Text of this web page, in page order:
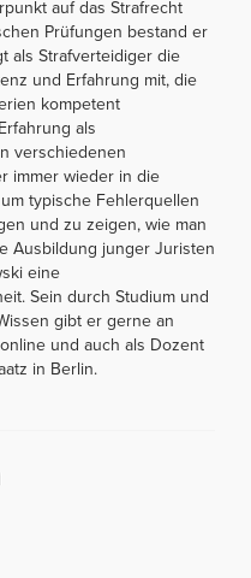
auf das Strafrecht
Prüfungen bestand er
als Strafverteidiger die
und Erfahrung mit, die
kompetent
als
verschiedenen
immer wieder in die
typische Fehlerquellen
und zu zeigen, wie man
Ausbildung junger Juristen
eine
Sein durch Studium und
gibt er gerne an
und auch als Dozent
in Berlin.